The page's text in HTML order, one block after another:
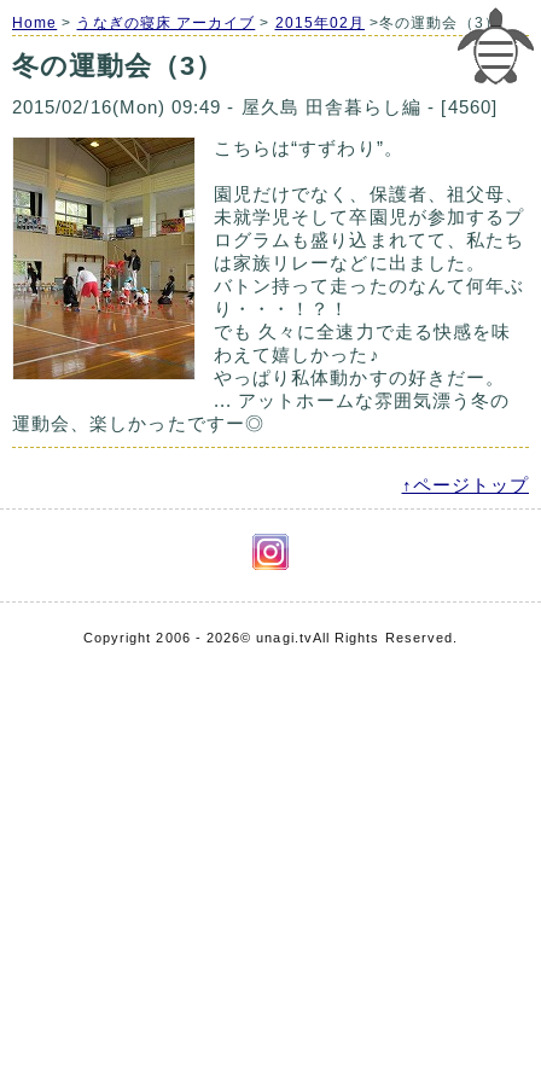
Home > うなぎの寝床 アーカイブ > 2015年02月 >冬の運動会（3）
冬の運動会（3）
2015/02/16(Mon) 09:49 - 屋久島 田舎暮らし編 - [4560]
こちらは“すずわり”。
園児だけでなく、保護者、祖父母、
未就学児そして卒園児が参加するプ
ログラムも盛り込まれてて、私たち
は家族リレーなどに出ました。
バトン持って走ったのなんて何年ぶ
り・・・！？！
でも 久々に全速力で走る快感を味
わえて嬉しかった♪
やっぱり私体動かすの好きだー。
... アットホームな雰囲気漂う冬の
運動会、楽しかったですー◎
↑ページトップ
Copyright 2006 - 2026© unagi.tvAll Rights Reserved.